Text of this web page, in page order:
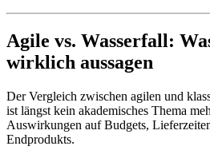
Agile vs. Wasserfall:
wirklich aussagen
Der Vergleich zwischen agilen und
ist längst kein akademisches Thema
Auswirkungen auf Budgets,
Endprodukts.